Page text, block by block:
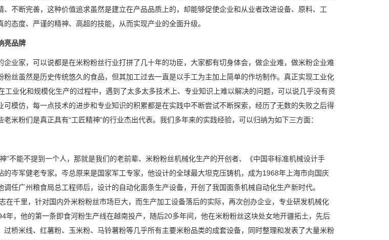
、不断完善，这种价值追求虽然是建立在产品品质上的，却能够促使企业和从业者改进设备、原料、工
态度、严谨的精神、高超的技能，从而实现产业的全面升级。
亮品牌
企业家，可以说都是在米粉粉丝行业打拼了几十年的功臣，大家都有切身体会，做企业难，做米粉企业难
粉丝虽然是历史传统悠久的食品，但其加工过去一直是以手工为主加上简单的作坊制作。真正实现工业化
工业化和规模化生产的过程中，遇到了太多太多技术上、专业知识上难以解决的问题，可以说几乎没有资
可模仿，每一点技术的进步和专业知识的积累都是在实践中不断尝试不断探索，经历了无数的失败之后得
米粉们是真正具有“工匠精神”的行业杰出代表。我们多年来的实践经验，可以归纳为如下三方面：
”不能不提到一个人，那就是我们的老前辈、米粉粉丝机械化生产的开创者、《中国非标准机械设计手
的岑军健老专家。岑总原来是国家军工专家，他设计的全球最大坦克压铸机，成为1968年上海市向国庆
任广州粮食局总工程师后，设计的自动化面条生产设备，开创了我国面条机械自动化生产新时代。
在千里，针对国内外米粉粉丝市场巨大，而生产加工设备落后的实际，再次创办企业，专业研发机械化
年，他的第一条即食河粉生产线在越南投产，随后20多年间，他在米粉粉丝这块处女地开疆拓土，先后
过桥米线、红薯粉、玉米粉、马铃薯粉等几乎所有主要米粉品类的成套设备，同时整理和发表了大量米粉